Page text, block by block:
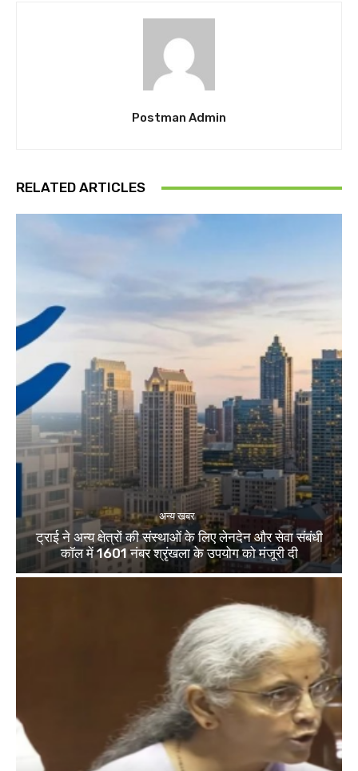
Postman Admin
RELATED ARTICLES
अन्य खबर
ट्राई ने अन्य क्षेत्रों की संस्थाओं के लिए लेनदेन और सेवा संबंधी
कॉल में 1601 नंबर श्रृंखला के उपयोग को मंजूरी दी